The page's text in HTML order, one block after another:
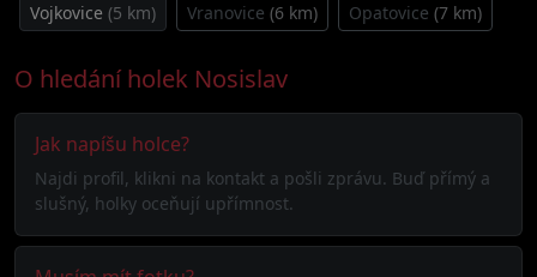
Vojkovice (5 km) Vranovice (6 km) Opatovice (7 km)
O hledání holek Nosislav
Jak napíšu holce?
Najdi profil, klikni na kontakt a pošli zprávu. Buď přímý a
slušný, holky oceňují upřímnost.